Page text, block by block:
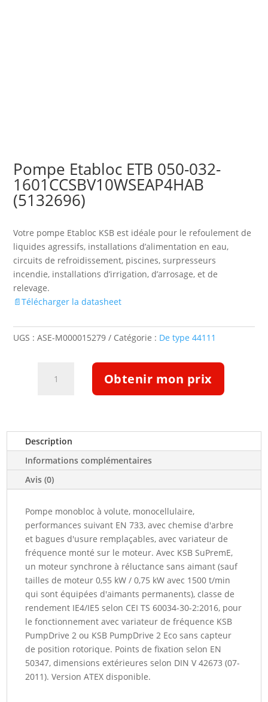
Pompe Etabloc ETB 050-032-
1601CCSBV10WSEAP4HAB
(5132696)
Votre pompe Etabloc KSB est idéale pour le refoulement de
liquides agressifs, installations d’alimentation en eau,
circuits de refroidissement, piscines, surpresseurs
incendie, installations d’irrigation, d’arrosage, et de
relevage.
📄Télécharger la datasheet
UGS :ASE-M000015279 Catégorie : De type 44111
050-
032-
1601CCSBV10WSEAP4HAB
(5132696)
Obtenir mon prix
Description
Informations complémentaires
Avis (0)
Pompe monobloc à volute, monocellulaire,
performances suivant EN 733, avec chemise d'arbre
et bagues d'usure remplaçables, avec variateur de
fréquence monté sur le moteur. Avec KSB SuPremE,
un moteur synchrone à réluctance sans aimant (sauf
tailles de moteur 0,55 kW / 0,75 kW avec 1500 t/min
qui sont équipées d'aimants permanents), classe de
rendement IE4/IE5 selon CEI TS 60034-30-2:2016, pour
le fonctionnement avec variateur de fréquence KSB
PumpDrive 2 ou KSB PumpDrive 2 Eco sans capteur
de position rotorique. Points de fixation selon EN
50347, dimensions extérieures selon DIN V 42673 (07-
2011). Version ATEX disponible.